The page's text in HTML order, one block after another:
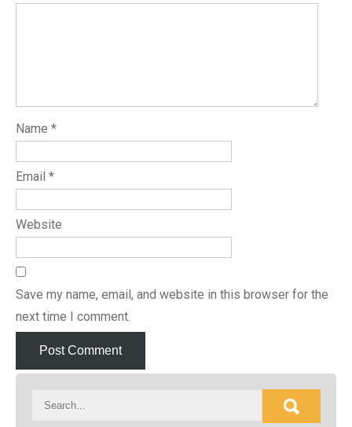
Name *
Email *
Website
Save my name, email, and website in this browser for the
next time I comment.